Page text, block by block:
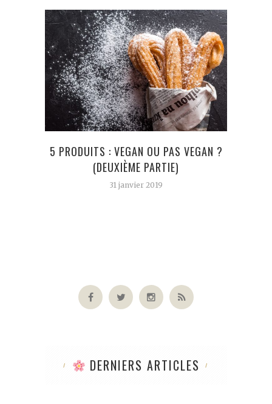
5 PRODUITS : VEGAN OU PAS VEGAN ?
(DEUXIÈME PARTIE)
31 janvier 2019
DERNIERS ARTICLES